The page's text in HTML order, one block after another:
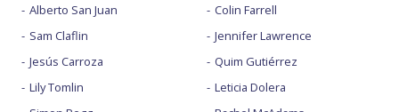
Alberto San Juan
Sam Claflin
Jesús Carroza
Lily Tomlin
Colin Farrell
Jennifer Lawrence
Quim Gutiérrez
Leticia Dolera